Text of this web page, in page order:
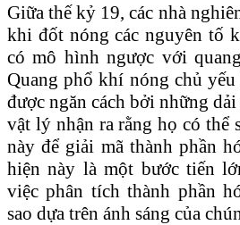
Giữa thế kỷ 19, các nhà
khi đốt nóng các nguyên tố
có mô hình ngược với
Quang phổ khí nóng chủ
được ngăn cách bởi những dải
vật lý nhận ra rằng họ có thể
này để giải mã thành phần
hiện này là một bước tiến
việc phân tích thành phần
sao dựa trên ánh sáng của